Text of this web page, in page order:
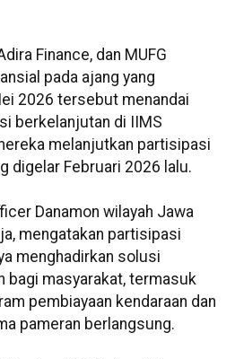
Finance, dan MUFG
pada ajang yang
2026 tersebut menandai
berkelanjutan di IIMS
melanjutkan partisipasi
digelar Februari 2026 lalu.
Danamon wilayah Jawa
mengatakan partisipasi
menghadirkan solusi
bagi masyarakat, termasuk
pembiayaan kendaraan dan
pameran berlangsung.